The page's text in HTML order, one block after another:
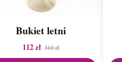
Bukiet letni
112 zł 160 zł